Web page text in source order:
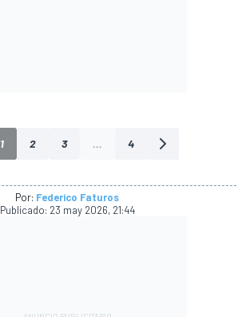
1 2 3 ... 4
Por: Federico Faturos
Publicado: 23 may 2026, 21:44